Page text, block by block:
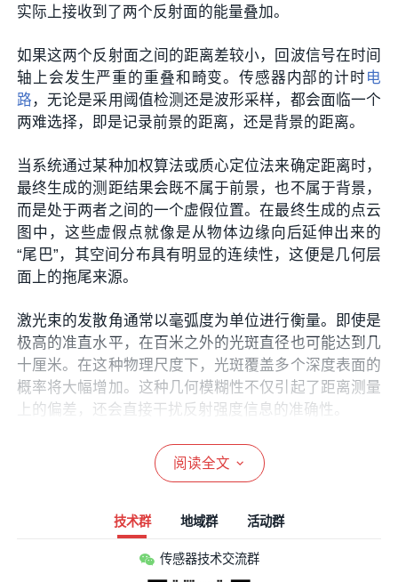
实际上接收到了两个反射面的能量叠加。
如果这两个反射面之间的距离差较小，回波信号在时间
轴上会发生严重的重叠和畸变。传感器内部的计时 电
路 ，无论是采用阈值检测还是波形采样，都会面临一个
两难选择，即是记录前景的距离，还是背景的距离。
当系统通过某种加权算法或质心定位法来确定距离时，
最终生成的测距结果会既不属于前景，也不属于背景，
而是处于两者之间的一个虚假位置。在最终生成的点云
图中，这些虚假点就像是从物体边缘向后延伸出来的
“尾巴”，其空间分布具有明显的连续性，这便是几何层
面上的拖尾来源。
激光束的发散角通常以毫弧度为单位进行衡量。即使是
极高的准直水平，在百米之外的光斑直径也可能达到几
十厘米。在这种物理尺度下，光斑覆盖多个深度表面的
概率将大幅增加。这种几何模糊性不仅引起了距离测量
上的偏差，还会直接干扰反射强度信息的准确性。
由于前景和背景物体的材质反射率不同，能量分配比例
的微小变化会导致接收端探测波形的中心发生偏移，这
从前景完全移动到背景，测量到的深度值会经历一个从
近到远的虚假过渡，在点云中就会形成一排离散且具有
方向性的噪声点。这种由光学能量切割导致的拖尾，其
阅读全文
技术群 地域群 活动群
传感器技术交流群